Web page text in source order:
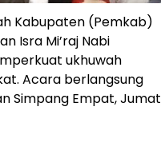
Kabupaten (Pemkab)
Isra Mi’raj Nabi
ukhuwah
Acara berlangsung
Simpang Empat, Jumat